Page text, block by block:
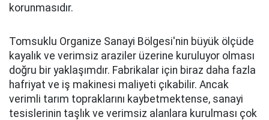
korunmasıdır.
Tomsuklu Organize Sanayi Bölgesi'nin büyük ölçüde
kayalık ve verimsiz araziler üzerine kuruluyor olması
doğru bir yaklaşımdır. Fabrikalar için biraz daha fazla
hafriyat ve iş makinesi maliyeti çıkabilir. Ancak
verimli tarım topraklarını kaybetmektense, sanayi
tesislerinin taşlık ve verimsiz alanlara kurulması çok